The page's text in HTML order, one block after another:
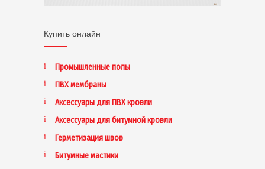
Купить онлайн
Промышленные полы
ПВХ мембраны
Аксессуары для ПВХ кровли
Аксессуары для битумной кровли
Герметизация швов
Битумные мастики